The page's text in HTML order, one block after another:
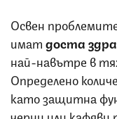
Освен
иматдоста
най-навътре в
Определено
като защитна
черни или